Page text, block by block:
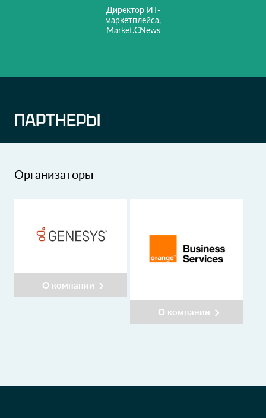
Директор ИТ-
маркетплейса,
Market.CNews
ПАРТНЕРЫ
Организаторы
О компании
О компании